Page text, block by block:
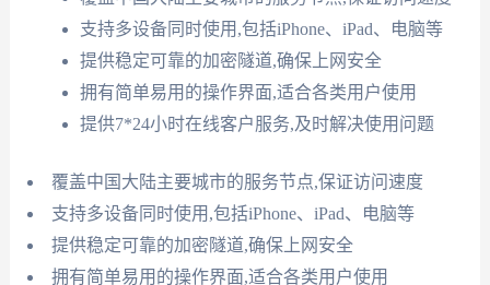
支持多设备同时使用,包括iPhone、iPad、电脑等
提供稳定可靠的加密隧道,确保上网安全
拥有简单易用的操作界面,适合各类用户使用
提供7*24小时在线客户服务,及时解决使用问题
覆盖中国大陆主要城市的服务节点,保证访问速度
支持多设备同时使用,包括iPhone、iPad、电脑等
提供稳定可靠的加密隧道,确保上网安全
拥有简单易用的操作界面,适合各类用户使用